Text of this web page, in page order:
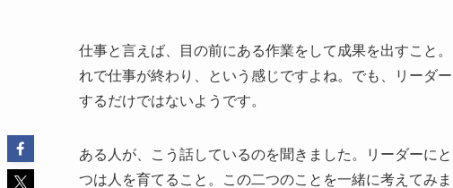
仕事と言えば、目の前にある作業をして成果を出すこと
れで仕事が終わり、という感じですよね。でも、リーダ
するだけではないようです。
ある人が、こう話しているのを聞きました。リーダーに
つは人を育てること。この二つのことを一緒に考えてみま